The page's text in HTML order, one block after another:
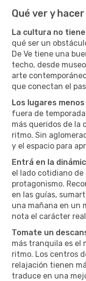
Qué ver y
La cultura no
qué ser un
De Ve tiene una
techo, desde
arte
que conectan el
Los lugares
fuera de
más queridos de la
ritmo. Sin
y el espacio para
Entrá en la
el lado cotidiano de
protagonismo.
en las guías,
una mañana en un
nota el carácter
Tomate un
más tranquila es el
ritmo. Los centros
relajación tienen
traduce en una